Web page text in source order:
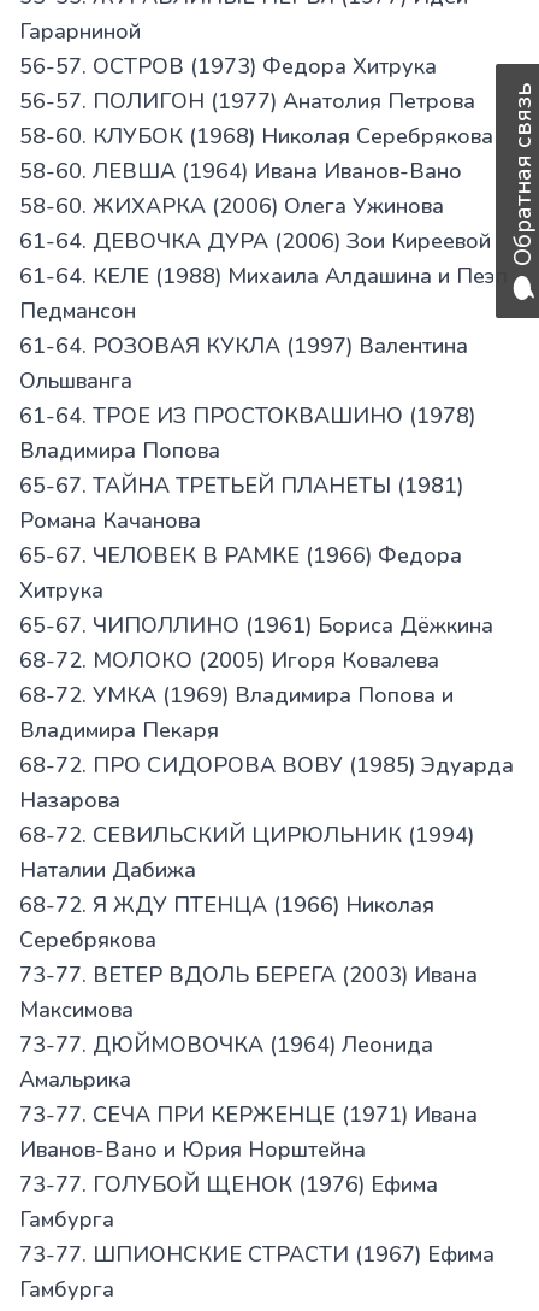
Гарарниной
56-57. ОСТРОВ (1973) Федора Хитрука
56-57. ПОЛИГОН (1977) Анатолия Петрова
58-60. КЛУБОК (1968) Николая Серебрякова
58-60. ЛЕВША (1964) Ивана Иванов-Вано
58-60. ЖИХАРКА (2006) Олега Ужинова
61-64. ДЕВОЧКА ДУРА (2006) Зои Киреевой
61-64. КЕЛЕ (1988) Михаила Алдашина и Пеэп
Педмансон
61-64. РОЗОВАЯ КУКЛА (1997) Валентина
Ольшванга
61-64. ТРОЕ ИЗ ПРОСТОКВАШИНО (1978)
Владимира Попова
65-67. ТАЙНА ТРЕТЬЕЙ ПЛАНЕТЫ (1981)
Романа Качанова
65-67. ЧЕЛОВЕК В РАМКЕ (1966) Федора
Хитрука
65-67. ЧИПОЛЛИНО (1961) Бориса Дёжкина
68-72. МОЛОКО (2005) Игоря Ковалева
68-72. УМКА (1969) Владимира Попова и
Владимира Пекаря
68-72. ПРО СИДОРОВА ВОВУ (1985) Эдуарда
Назарова
68-72. СЕВИЛЬСКИЙ ЦИРЮЛЬНИК (1994)
Наталии Дабижа
68-72. Я ЖДУ ПТЕНЦА (1966) Николая
Серебрякова
73-77. ВЕТЕР ВДОЛЬ БЕРЕГА (2003) Ивана
Максимова
73-77. ДЮЙМОВОЧКА (1964) Леонида
Амальрика
73-77. СЕЧА ПРИ КЕРЖЕНЦЕ (1971) Ивана
Иванов-Вано и Юрия Норштейна
73-77. ГОЛУБОЙ ЩЕНОК (1976) Ефима
Гамбурга
73-77. ШПИОНСКИЕ СТРАСТИ (1967) Ефима
Гамбурга
Обратная связь